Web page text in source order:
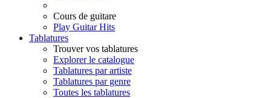
Cours de guitare
Play Guitar Hits
Tablatures
Trouver vos tablatures
Explorer le catalogue
Tablatures par artiste
Tablatures par genre
Toutes les tablatures